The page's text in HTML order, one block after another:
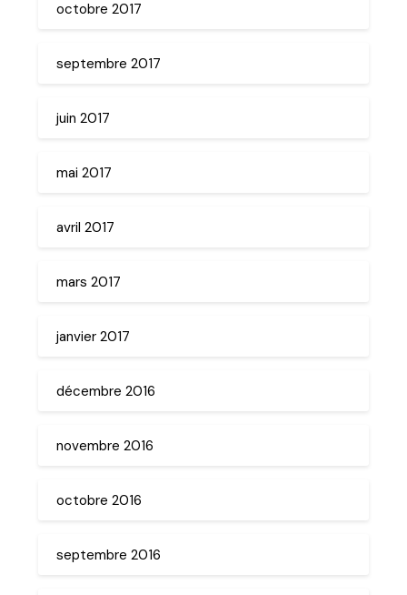
octobre 2017
septembre 2017
juin 2017
mai 2017
avril 2017
mars 2017
janvier 2017
décembre 2016
novembre 2016
octobre 2016
septembre 2016